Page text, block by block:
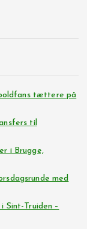
tættere på
til
i Brugge,
med
Sint-Truiden –